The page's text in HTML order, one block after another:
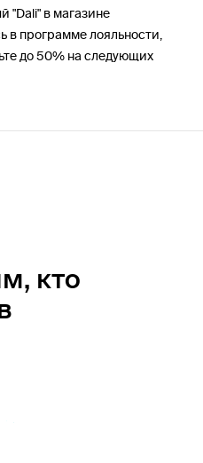
"Dali" в магазине
в программе лояльности,
до 50% на следующих
кто